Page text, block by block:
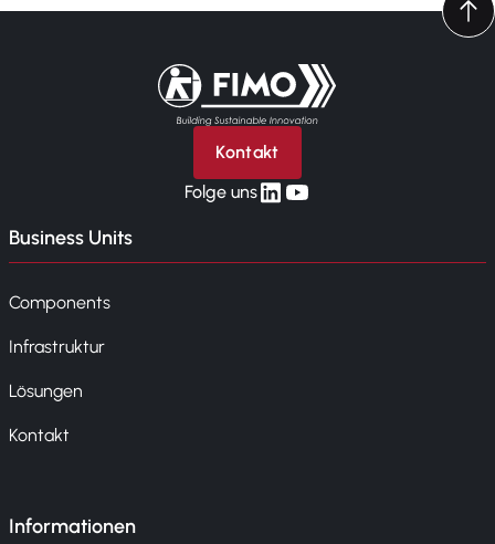
Zurück zur Startseite
Kontakt
Folge unslinkedin
yt
Business Units
Components
Infrastruktur
Lösungen
Kontakt
Informationen